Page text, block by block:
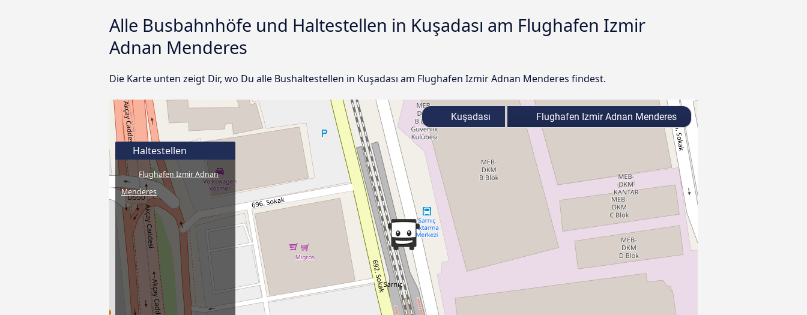
Alle Busbahnhöfe und Haltestellen in Kuşadası am Flughafen Izmir
Adnan Menderes
Die Karte unten zeigt Dir, wo Du alle Bushaltestellen in Kuşadası am Flughafen Izmir Adnan Menderes findest.
Haltestellen
Flughafen Izmir Adnan
Menderes
Kuşadası Flughafen Izmir Adnan Menderes